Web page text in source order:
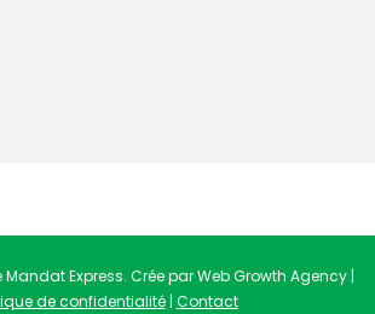
Express. Crée par Web Growth Agency |
de confidentialité| Contact